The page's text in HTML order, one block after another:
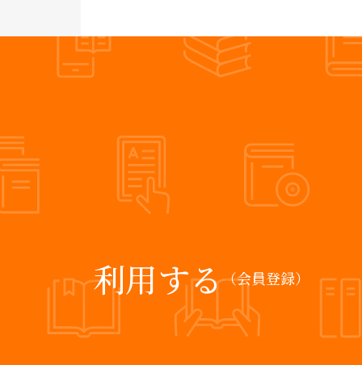
利用する（会員登録）